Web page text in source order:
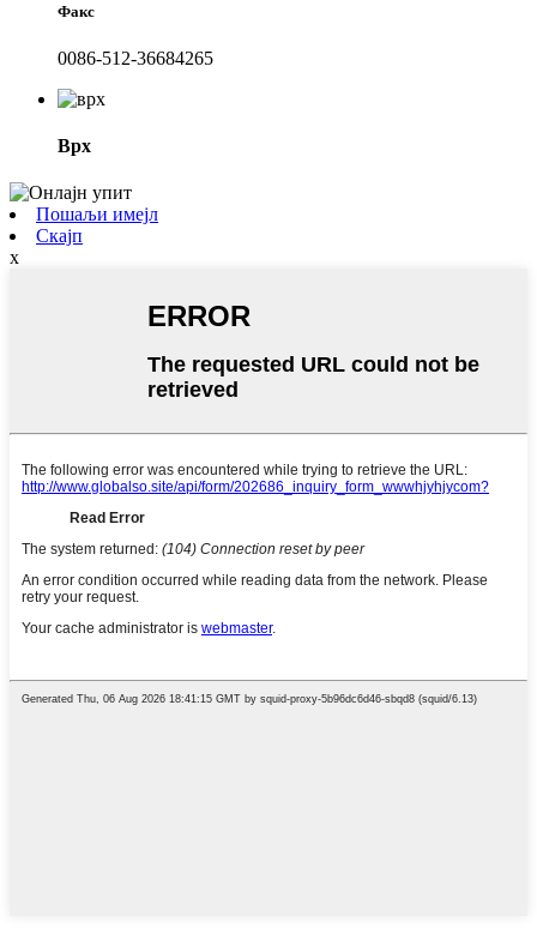
Факс
0086-512-36684265
Врх
Пошаљи имејл
Скајп
x